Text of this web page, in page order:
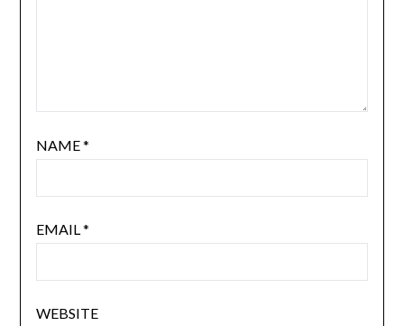
NAME*
EMAIL*
WEBSITE